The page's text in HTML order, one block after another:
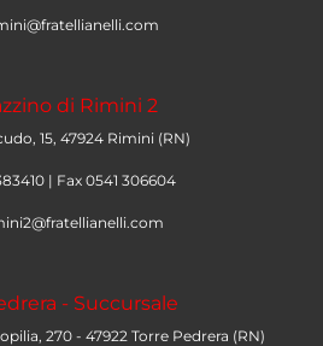
di Rimini 2
15, 47924 Rimini (RN)
| Fax 0541 306604
- Succursale
270 - 47922 Torre Pedrera (RN)